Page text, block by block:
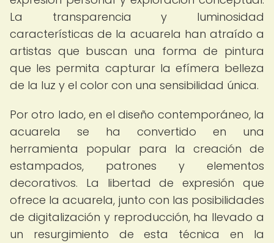
La transparencia y luminosidad
características de la acuarela han atraído a
artistas que buscan una forma de pintura
que les permita capturar la efímera belleza
de la luz y el color con una sensibilidad única.
Por otro lado, en el diseño contemporáneo, la
acuarela se ha convertido en una
herramienta popular para la creación de
estampados, patrones y elementos
decorativos. La libertad de expresión que
ofrece la acuarela, junto con las posibilidades
de digitalización y reproducción, ha llevado a
un resurgimiento de esta técnica en la